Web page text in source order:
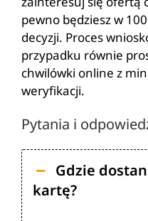
pewno będziesz w
decyzji. Proces
przypadku równie
chwilówki online z
weryfikacji.
Pytania i
Gdzie
kartę?